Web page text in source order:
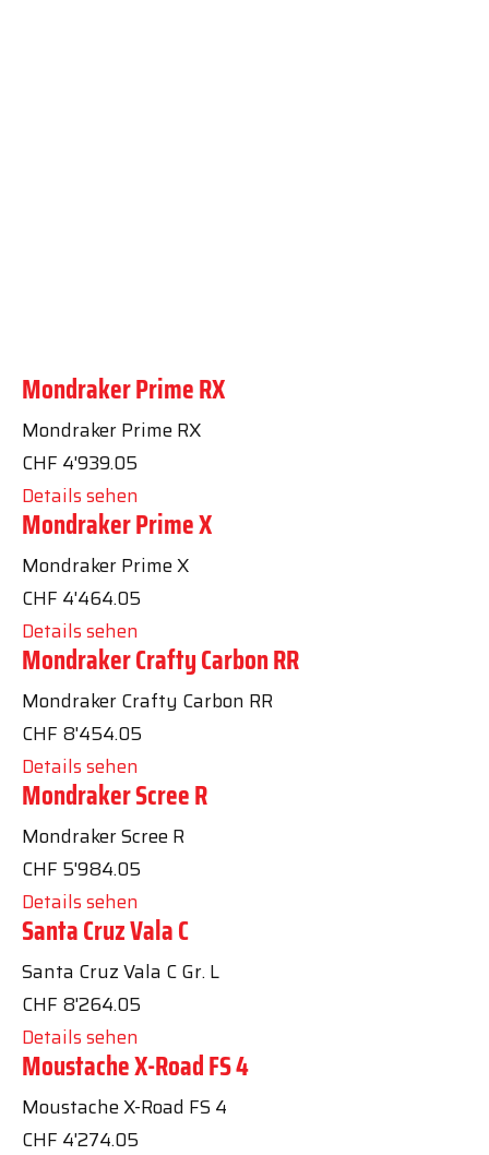
Mondraker Prime RX
Mondraker Prime RX
CHF 4'939.05
Details sehen
Mondraker Prime X
Mondraker Prime X
CHF 4'464.05
Details sehen
Mondraker Crafty Carbon RR
Mondraker Crafty Carbon RR
CHF 8'454.05
Details sehen
Mondraker Scree R
Mondraker Scree R
CHF 5'984.05
Details sehen
Santa Cruz Vala C
Santa Cruz Vala C Gr. L
CHF 8'264.05
Details sehen
Moustache X-Road FS 4
Moustache X-Road FS 4
CHF 4'274.05